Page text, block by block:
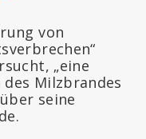
von
„eine
Milzbrandes
seine